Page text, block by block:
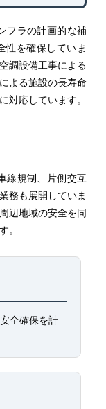
フラの計画的な補
性を確保していま
調設備工事による
よる施設の長寿命
対応しています。
線規制、片側交互
務も展開していま
辺地域の安全を同
。
全確保を計